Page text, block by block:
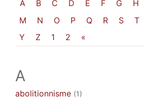
A B C D E F G H
M
N O P Q R S T
Y
Z 1 2 «
A
abolitionnisme (1)